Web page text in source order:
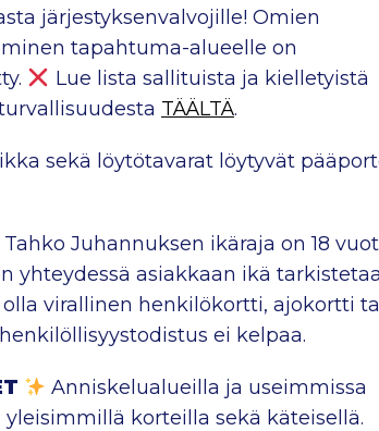
järjestyksenvalvojille! Omien
tapahtuma-alueelle on
Lue lista sallituista ja kielletyistä
TÄÄLTÄ.
sekä löytötavarat löytyvät
Tahko Juhannuksen ikäraja on 18
yhteydessä asiakkaan ikä
virallinen henkilökortti, ajokortti
ei kelpaa.
Anniskelualueilla ja useimmissa
yleisimmillä korteilla sekä käteisellä.